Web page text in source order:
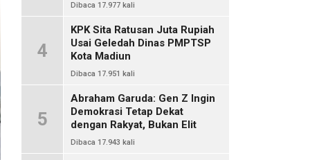
Dibaca 17.977 kali
4
KPK Sita Ratusan Juta Rupiah
Usai Geledah Dinas PMPTSP
Kota Madiun
Dibaca 17.951 kali
5
Abraham Garuda: Gen Z Ingin
Demokrasi Tetap Dekat
dengan Rakyat, Bukan Elit
Dibaca 17.943 kali